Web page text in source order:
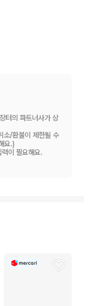
터의 파트너사가 상
소/환불이 제한될 수
요.)
이 필요해요.